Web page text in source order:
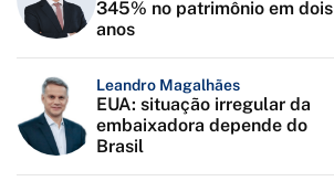
345% no patrimônio em dois
anos
Leandro Magalhães
EUA: situação irregular da
embaixadora depende do
Brasil